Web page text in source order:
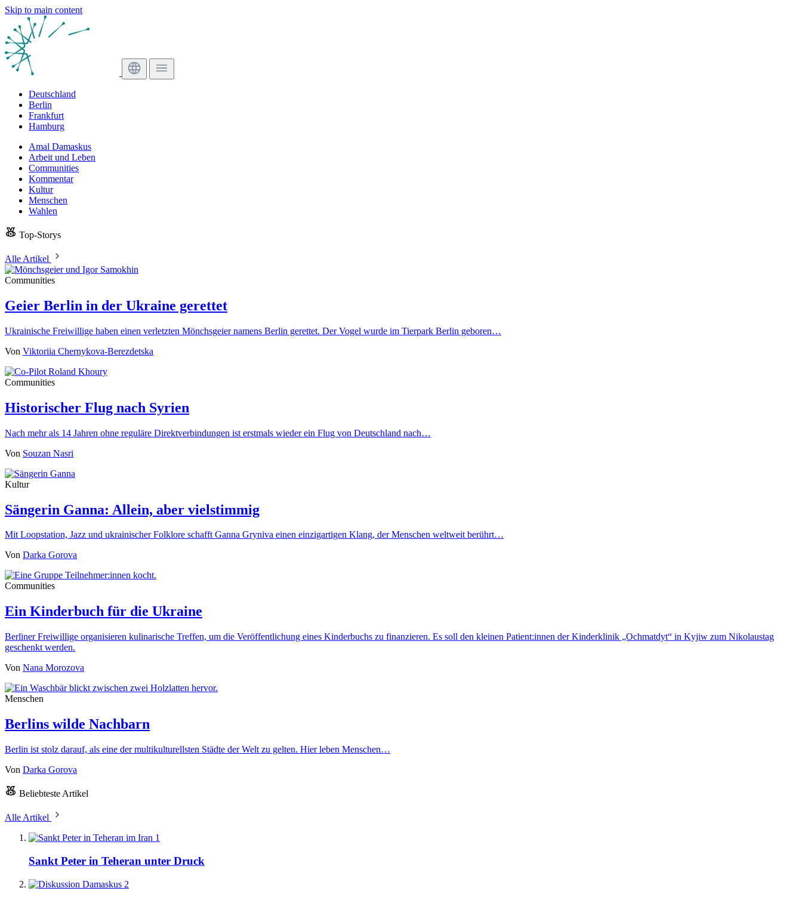
Skip to main content
Deutschland
Berlin
Frankfurt
Hamburg
Amal Damaskus
Arbeit und Leben
Communities
Kommentar
Kultur
Menschen
Wahlen
Top-Storys
Alle Artikel
Communities
Geier Berlin in der Ukraine gerettet
Ukrainische Freiwillige haben einen verletzten Mönchsgeier namens Berlin gerettet. Der Vogel wurde im Tierpark Berlin geboren…
Von Viktoriia Chernykova-Berezdetska
Communities
Historischer Flug nach Syrien
Nach mehr als 14 Jahren ohne reguläre Direktverbindungen ist erstmals wieder ein Flug von Deutschland nach…
Von Souzan Nasri
Kultur
Sängerin Ganna: Allein, aber vielstimmig
Mit Loopstation, Jazz und ukrainischer Folklore schafft Ganna Gryniva einen einzigartigen Klang, der Menschen weltweit berührt…
Von Darka Gorova
Communities
Ein Kinderbuch für die Ukraine
Berliner Freiwillige organisieren kulinarische Treffen, um die Veröffentlichung eines Kinderbuchs zu finanzieren. Es soll den kleinen Patient:innen der Kinderklinik „Ochmatdyt“ in Kyjiw zum Nikolaustag
geschenkt werden.
Von Nana Morozova
Menschen
Berlins wilde Nachbarn
Berlin ist stolz darauf, als eine der multikulturellsten Städte der Welt zu gelten. Hier leben Menschen…
Von Darka Gorova
Beliebteste Artikel
Alle Artikel
1
Sankt Peter in Teheran unter Druck
2